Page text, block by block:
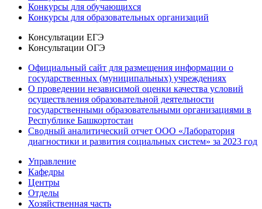
Конкурсы для обучающихся
Конкурсы для образовательных организаций
Консультации ЕГЭ
Консультации ОГЭ
Официальный сайт для размещения информации о
государственных (муниципальных) учреждениях
О проведении независимой оценки качества условий
осуществления образовательной деятельности
государственными образовательными организациями в
Республике Башкортостан
Сводный аналитический отчет ООО «Лаборатория
диагностики и развития социальных систем» за 2023 год
Управление
Кафедры
Центры
Отделы
Хозяйственная часть